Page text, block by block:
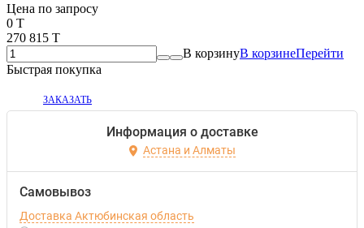
Цена по запросу
0 T
270 815 T
В корзинуВ корзинеПерейти
Быстрая покупка
ЗАКАЗАТЬ
Информация о доставке
Астана и Алматы
Самовывоз
Доставка Актюбинская область